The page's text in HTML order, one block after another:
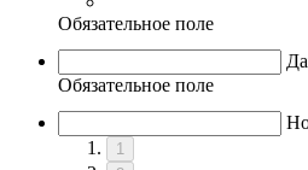
Обязательное поле
Обязательное поле
1